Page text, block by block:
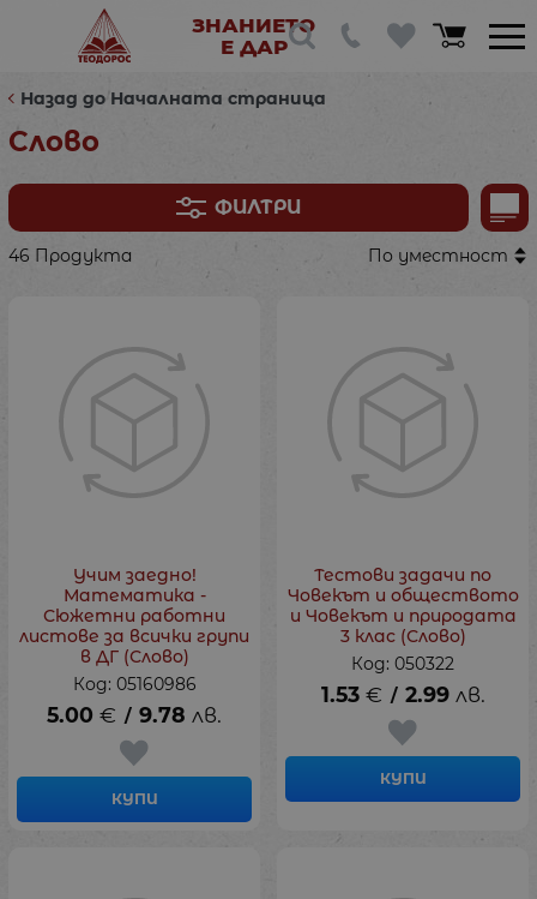
ЗНАНИЕТО
Е ДАР
Назад до Началната страница
Слово
ФИЛТРИ
46 Продукта По уместност
Учим заедно!
Математика -
Сюжетни работни
листове за всички групи
в ДГ (Слово)
Код: 05160986
5.00 € / 9.78 лв.
КУПИ
Тестови задачи по
Човекът и обществото
и Човекът и природата
3 клас (Слово)
Код: 050322
1.53 € / 2.99 лв.
КУПИ